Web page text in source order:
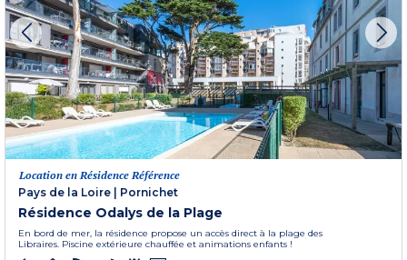
Location en Résidence Référence
Pays de la Loire | Pornichet
Résidence Odalys de la Plage
En bord de mer, la résidence propose un accès direct à la plage des
Libraires. Piscine extérieure chauffée et animations enfants !